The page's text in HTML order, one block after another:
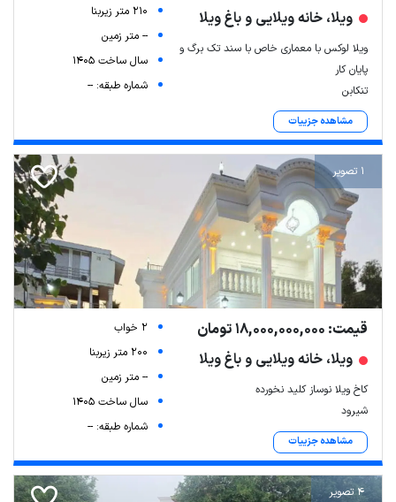
ویلا، خانه ویلایی و باغ ویلا
ویلا لوکس با معماری خاص با سند تک برگ و
پایان کار
تنکابن
مشاهده جزییات
210 متر زیربنا
-- متر زمین
سال ساخت 1405
شماره طبقه: --
1 تصویر
قیمت: 18,000,000,000 تومان
ویلا، خانه ویلایی و باغ ویلا
کاخ ویلا نوساز کلید نخورده
شیرود
مشاهده جزییات
2 خواب
200 متر زیربنا
-- متر زمین
سال ساخت 1405
شماره طبقه: --
4 تصویر